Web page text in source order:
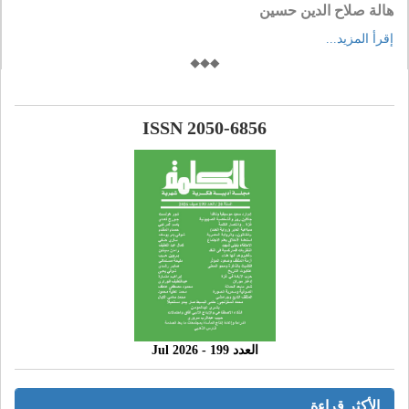
هالة صلاح الدين حسين
إقرأ المزيد...
ISSN 2050-6856
العدد 199 - 2026 Jul
الأكثر قراءة